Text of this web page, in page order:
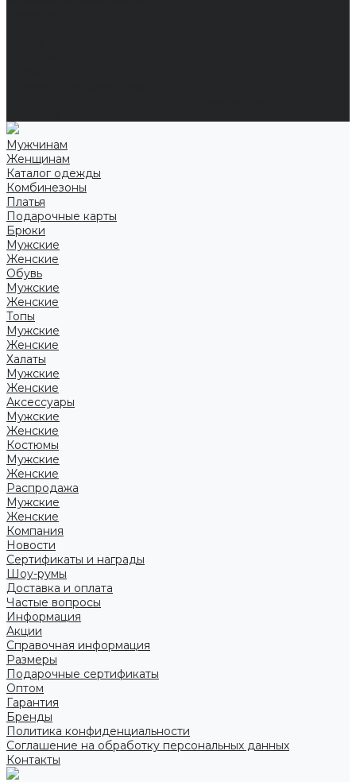
Мужчинам
Женщинам
Каталог одежды
Комбинезоны
Платья
Подарочные карты
Брюки
Мужские
Женские
Обувь
Мужские
Женские
Топы
Мужские
Женские
Халаты
Мужские
Женские
Аксессуары
Мужские
Женские
Костюмы
Мужские
Женские
Распродажа
Мужские
Женские
Компания
Новости
Сертификаты и награды
Шоу-румы
Доставка и оплата
Частые вопросы
Информация
Акции
Справочная информация
Размеры
Подарочные сертификаты
Оптом
Гарантия
Бренды
Политика конфиденциальности
Соглашение на обработку персональных данных
Контакты